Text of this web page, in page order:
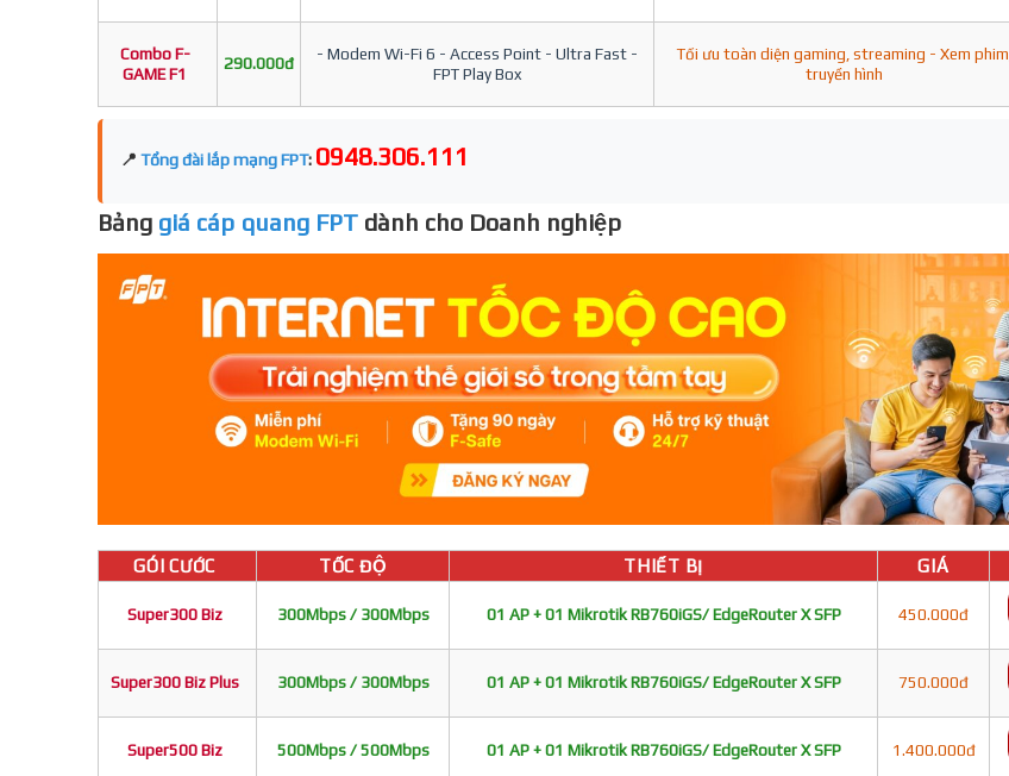
Combo F-
GAME F1
290.000đ
- Modem Wi-Fi 6 - Access Point - Ultra Fast -
FPT Play Box
Tối ưu toàn diện gaming, streaming - Xem phim,
truyền hình
📍 Tổng đài lắp mạng FPT: 0948.306.111
Bảng giá cáp quang FPT dành cho Doanh nghiệp
GÓI CƯỚC TỐC ĐỘ THIẾT BỊ GIÁ
Super300 Biz 300Mbps / 300Mbps 01 AP + 01 Mikrotik RB760iGS/ EdgeRouter X SFP 450.000đ
Super300 Biz Plus 300Mbps / 300Mbps 01 AP + 01 Mikrotik RB760iGS/ EdgeRouter X SFP 750.000đ
Super500 Biz 500Mbps / 500Mbps 01 AP + 01 Mikrotik RB760iGS/ EdgeRouter X SFP 1.400.000đ